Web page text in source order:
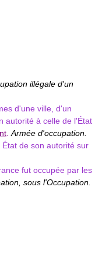
illégale d'un
d'une ville, d'un
autorité à celle de l'État
Armée d'occupation.
de son autorité sur
fut occupée par les
sous l'Occupation.